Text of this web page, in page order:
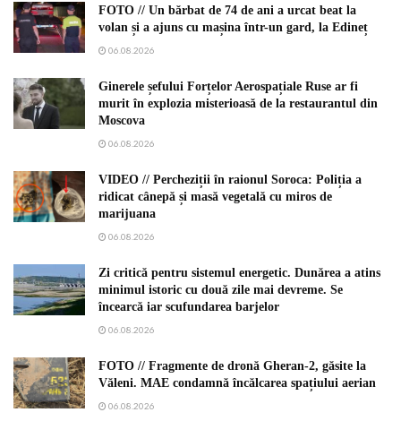
FOTO // Un bărbat de 74 de ani a urcat beat la
volan și a ajuns cu mașina într-un gard, la Edineț
06.08.2026
Ginerele șefului Forțelor Aerospațiale Ruse ar fi
murit în explozia misterioasă de la restaurantul din
Moscova
06.08.2026
VIDEO // Percheziții în raionul Soroca: Poliția a
ridicat cânepă și masă vegetală cu miros de
marijuana
06.08.2026
Zi critică pentru sistemul energetic. Dunărea a atins
minimul istoric cu două zile mai devreme. Se
încearcă iar scufundarea barjelor
06.08.2026
FOTO // Fragmente de dronă Gheran-2, găsite la
Văleni. MAE condamnă încălcarea spațiului aerian
06.08.2026